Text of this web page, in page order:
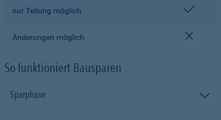
nur Teilung möglich
Änderungen möglich
So funktioniert Bausparen
Sparphase